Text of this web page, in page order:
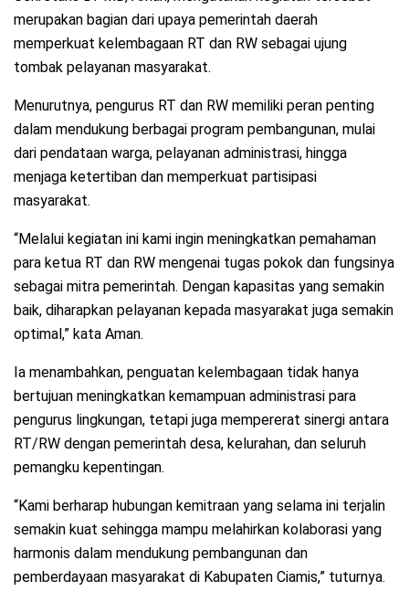
merupakan bagian dari upaya pemerintah daerah
memperkuat kelembagaan RT dan RW sebagai ujung
tombak pelayanan masyarakat.
Menurutnya, pengurus RT dan RW memiliki peran penting
dalam mendukung berbagai program pembangunan, mulai
dari pendataan warga, pelayanan administrasi, hingga
menjaga ketertiban dan memperkuat partisipasi
masyarakat.
“Melalui kegiatan ini kami ingin meningkatkan pemahaman
para ketua RT dan RW mengenai tugas pokok dan fungsinya
sebagai mitra pemerintah. Dengan kapasitas yang semakin
baik, diharapkan pelayanan kepada masyarakat juga semakin
optimal,” kata Aman.
Ia menambahkan, penguatan kelembagaan tidak hanya
bertujuan meningkatkan kemampuan administrasi para
pengurus lingkungan, tetapi juga mempererat sinergi antara
RT/RW dengan pemerintah desa, kelurahan, dan seluruh
pemangku kepentingan.
“Kami berharap hubungan kemitraan yang selama ini terjalin
semakin kuat sehingga mampu melahirkan kolaborasi yang
harmonis dalam mendukung pembangunan dan
pemberdayaan masyarakat di Kabupaten Ciamis,” tuturnya.